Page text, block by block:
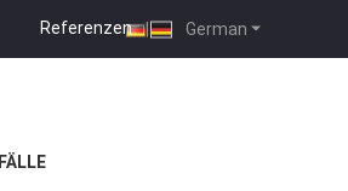
German
Referenzen |
FÄLLE